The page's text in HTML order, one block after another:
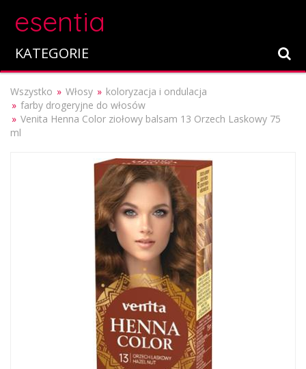
esentia
KATEGORIE
Wszystko Włosy
koloryzacja i ondulacja
farby drogeryjne do włosów
Venita Henna Color ziołowy balsam 13 Orzech Laskowy 75
ml